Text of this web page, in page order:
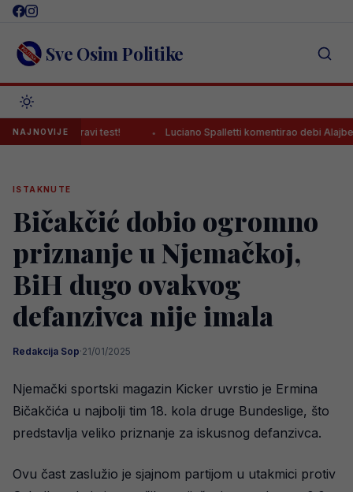
Skip
content Sve Osim Politike
NAJNOVIJE
slijedi pravi test! Luciano Spalletti komentirao debi
ISTAKNUTE
Bičakčić dobio ogromno
priznanje u Njemačkoj,
BiH dugo ovakvog
defanzivca nije imala
Redakcija Sop·21/01/2025
Njemački sportski magazin Kicker uvrstio je Ermina
Bičakčića u najbolji tim 18. kola druge Bundeslige, što
predstavlja veliko priznanje za iskusnog defanzivca.
Ovu čast zaslužio je sjajnom partijom u utakmici protiv